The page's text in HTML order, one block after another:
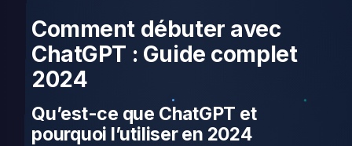
Comment débuter avec
ChatGPT : Guide complet
2024
Qu’est-ce que ChatGPT et
pourquoi l’utiliser en 2024